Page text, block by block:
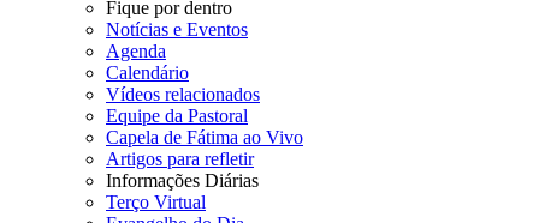
Fique por dentro
Notícias e Eventos
Agenda
Calendário
Vídeos relacionados
Equipe da Pastoral
Capela de Fátima ao Vivo
Artigos para refletir
Informações Diárias
Terço Virtual